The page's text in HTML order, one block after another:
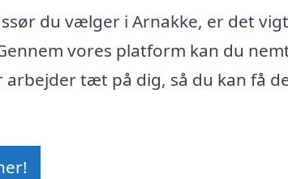
du vælger i Arnakke, er det
vores platform kan du
arbejder tæt på dig, så du kan få